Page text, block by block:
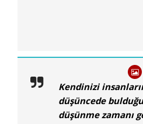
Kendinizi
düşüncede
düşünme zamanı